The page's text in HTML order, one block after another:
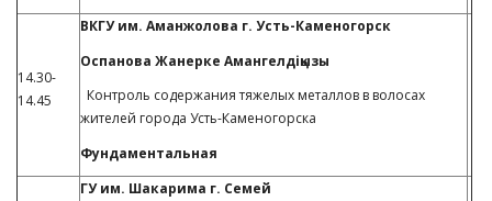
14.30-
14.45
ВКГУ им. Аманжолова г. Усть-Каменогорск
Оспанова Жанерке Амангелдіқызы
Контроль содержания тяжелых металлов в волосах
жителей города Усть-Каменогорска
Фундаментальная
ГУ им. Шакарима г. Семей